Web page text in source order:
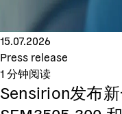
15.07.2026
Press release
1 分钟阅读
Sensirion发布